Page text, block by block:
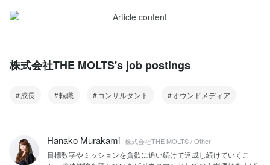
株式会社THE MOLTS's job postings
成長 転職 コンサルタント オウンドメディア
Hanako Murakami 株式会社THE MOLTS / Other
目標数字やミッションを貪欲に追い続けて達成し続けていくこ